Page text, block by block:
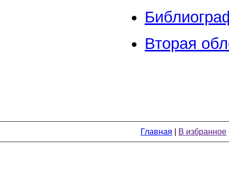
Вторая
Главная В избранное